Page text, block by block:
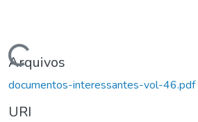
Carregando...
Arquivos
documentos-interessantes-vol-46.pdf
URI